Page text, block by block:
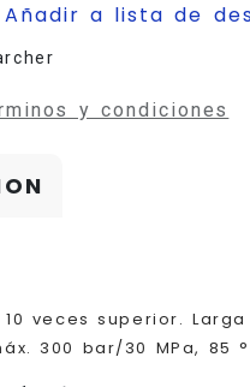
Añadir a lista de
y condiciones
veces superior.
300 bar/30 MPa, 85